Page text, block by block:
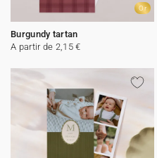
Or
Burgundy tartan
A partir de 2,15 €